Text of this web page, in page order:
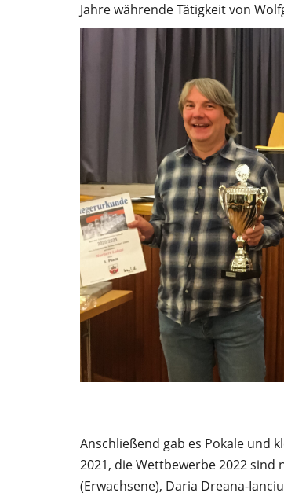
Jahre währende Tätigkeit von
Anschließend gab es Pokale und
2021, die Wettbewerbe 2022
(Erwachsene), Daria Dreana-